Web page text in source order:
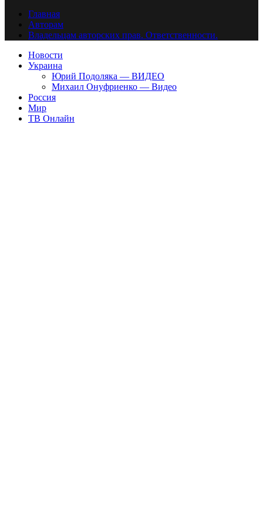
Главная
Авторам
Владельцам авторских прав. Ответственности.
Новости
Украина
Юрий Подоляка — ВИДЕО
Михаил Онуфриенко — Видео
Россия
Мир
ТВ Онлайн